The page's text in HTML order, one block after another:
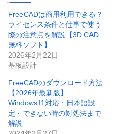
FreeCADは商用利用できる？
ライセンス条件と仕事で使う
際の注意点を解説【3D CAD
無料ソフト】
2026年2月22日
基板設計
FreeCADのダウンロード方法
【2026年最新版】
Windows11対応・日本語設
定・できない時の対処法まで
解説